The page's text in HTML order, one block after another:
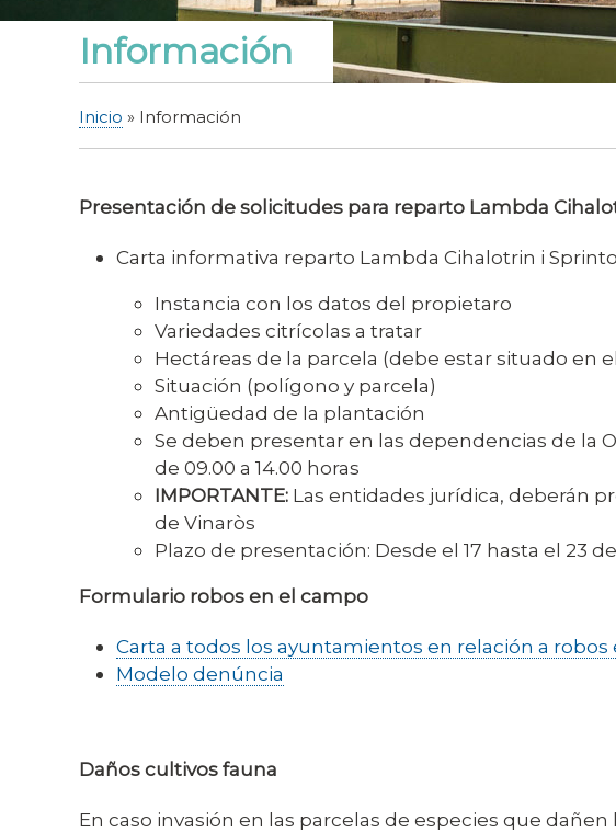
Información
ayuda
navegación
Inicio Información
Presentación de solicitudes para reparto Lambda
Carta informativa reparto Lambda Cihalotrin i
Instancia con los datos del propietaro
Variedades citrícolas a tratar
Hectáreas de la parcela (debe estar situado
Situación (polígono y parcela)
Antigüedad de la plantación
Se deben presentar en las dependencias de la
de 09.00 a 14.00 horas
IMPORTANTE:Las entidades jurídica, deberán
de Vinaròs
Plazo de presentación: Desde el 17 hasta el 23
Formulario robos en el campo
Carta a todos los ayuntamientos en relación a robos
Modelo denúncia
Daños cultivos fauna
En caso invasión en las parcelas de especies que